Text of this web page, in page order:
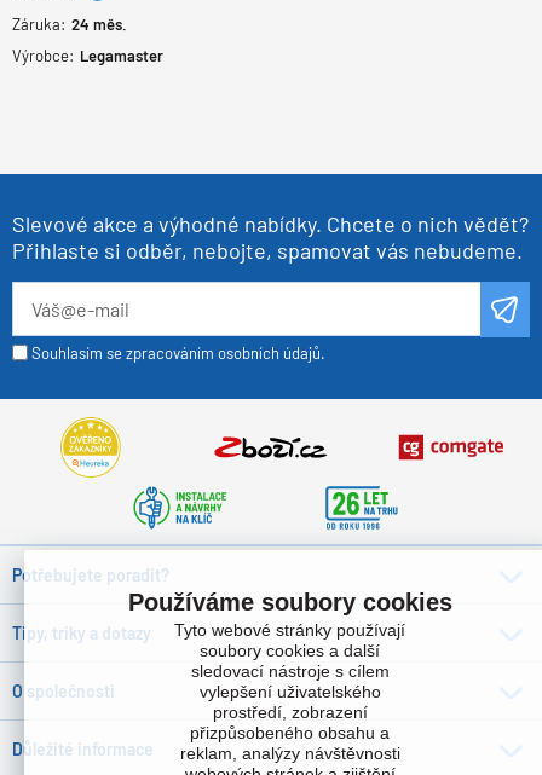
Záruka: 24 měs.
Výrobce: Legamaster
Slevové akce a výhodné nabídky. Chcete o nich vědět?
Přihlaste si odběr, nebojte, spamovat vás nebudeme.
Souhlasím se zpracováním osobních údajů.
Potřebujete poradit?
Tipy, triky a dotazy
O společnosti
Důležité informace
Používáme soubory cookies
Tyto webové stránky používají
soubory cookies a další
sledovací nástroje s cílem
vylepšení uživatelského
prostředí, zobrazení
přizpůsobeného obsahu a
reklam, analýzy návštěvnosti